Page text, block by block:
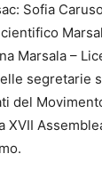
Sofia
Marsala –
segretarie
del
XVII